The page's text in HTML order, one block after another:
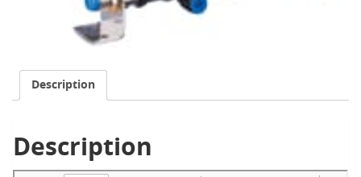
Description
Description